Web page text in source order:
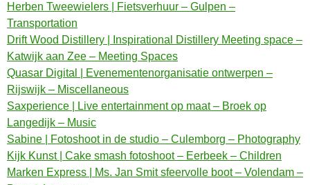
Herben Tweewielers | Fietsverhuur – Gulpen –
Transportation
Drift Wood Distillery | Inspirational Distillery Meeting space –
Katwijk aan Zee – Meeting Spaces
Quasar Digital | Evenementenorganisatie ontwerpen –
Rijswijk – Miscellaneous
Saxperience | Live entertainment op maat – Broek op
Langedijk – Music
Sabine | Fotoshoot in de studio – Culemborg – Photography
Kijk Kunst | Cake smash fotoshoot – Eerbeek – Children
Marken Express | Ms. Jan Smit sfeervolle boot – Volendam –